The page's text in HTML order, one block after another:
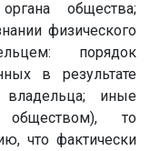
общества;
физического
порядок
в результате
владельца; иные
обществом), то
что фактически